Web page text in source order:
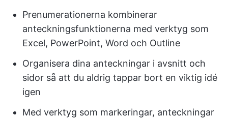
Prenumerationerna kombinerar
anteckningsfunktionerna med verktyg som
Excel, PowerPoint, Word och Outline
Organisera dina anteckningar i avsnitt och
sidor så att du aldrig tappar bort en viktig idé
igen
Med verktyg som markeringar, anteckningar